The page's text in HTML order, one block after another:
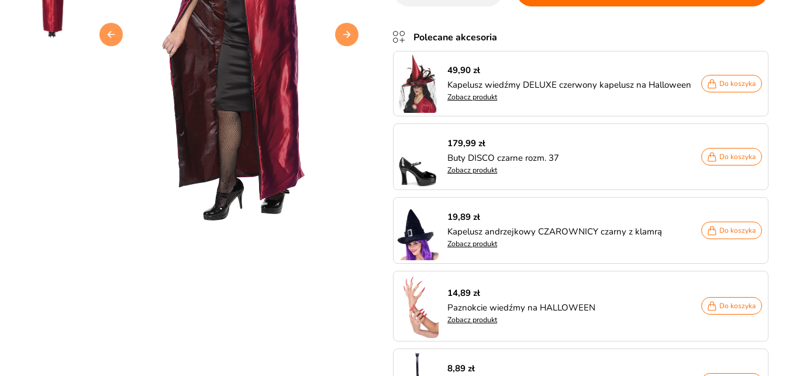
Polecane akcesoria
49,90 zł
Kapelusz wiedźmy DELUXE czerwony kapelusz na Halloween
Zobacz produkt
Do koszyka
179,99 zł
Buty DISCO czarne rozm. 37
Zobacz produkt
Do koszyka
19,89 zł
Kapelusz andrzejkowy CZAROWNICY czarny z klamrą
Zobacz produkt
Do koszyka
14,89 zł
Paznokcie wiedźmy na HALLOWEEN
Zobacz produkt
Do koszyka
8,89 zł